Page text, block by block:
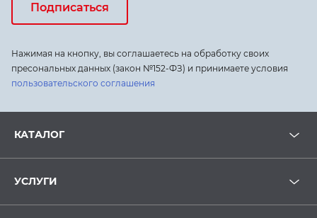
Подписаться
Нажимая на кнопку, вы соглашаетесь на обработку своих
пресональных данных (закон №152-ФЗ) и принимаете условия
пользовательского соглашения
КАТАЛОГ
УСЛУГИ